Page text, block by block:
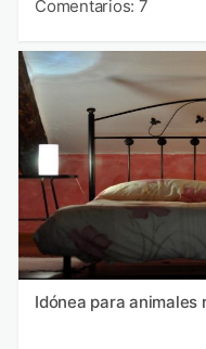
Comentarios: 7
Idónea para animales